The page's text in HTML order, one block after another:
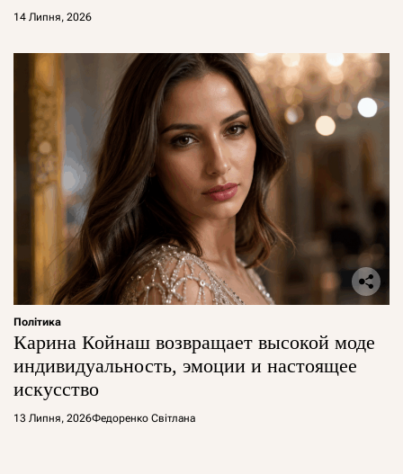
14 Липня, 2026
Політика
Карина Койнаш возвращает высокой моде
индивидуальность, эмоции и настоящее
искусство
13 Липня, 2026Федоренко Світлана